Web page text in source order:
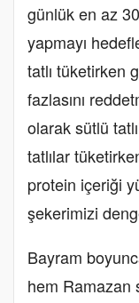
günlük en az
yapmayı
tatlı tüketirken
fazlasını
olarak sütlü
tatlılar
protein içeriği
şekerimizi
Bayram
hem Ramazan